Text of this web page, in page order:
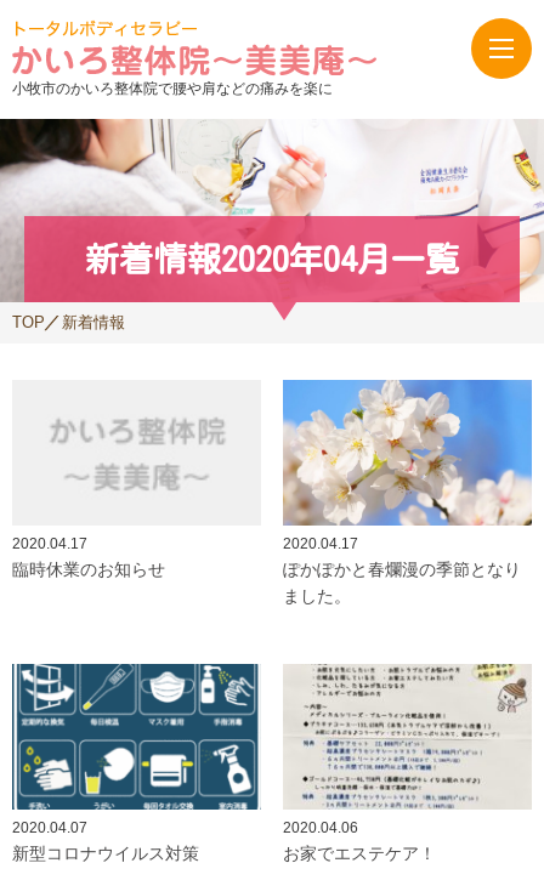
小牧市のかいろ整体院で腰や肩などの痛みを楽に
新着情報2020年04月一覧
TOP 新着情報
2020.04.17
臨時休業のお知らせ
2020.04.17
ぽかぽかと春爛漫の季節となり
ました。
2020.04.07
新型コロナウイルス対策
2020.04.06
お家でエステケア！